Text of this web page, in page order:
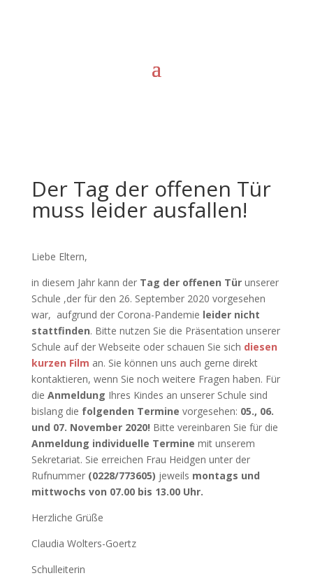
Der Tag der offenen Tür
muss leider ausfallen!
Liebe Eltern,
in diesem Jahr kann derTag der offenen Türunserer
Schule ,der für den 26. September 2020 vorgesehen
war, aufgrund der Corona-Pandemie leider nicht
stattfinden. Bitte nutzen Sie die Präsentation unserer
Schule auf der Webseite oder schauen Sie sich diesen
kurzen Film an. Sie können uns auch gerne direkt
kontaktieren, wenn Sie noch weitere Fragen haben. Für
die Anmeldung Ihres Kindes an unserer Schule sind
bislang die folgenden Termine vorgesehen: 05., 06.
und 07. November 2020! Bitte vereinbaren Sie für die
Anmeldung individuelle Termine mit unserem
Sekretariat. Sie erreichen Frau Heidgen unter der
Rufnummer(0228/773605) jeweils montags und
mittwochs von 07.00 bis 13.00 Uhr.
Herzliche Grüße
Claudia Wolters-Goertz
Schulleiterin